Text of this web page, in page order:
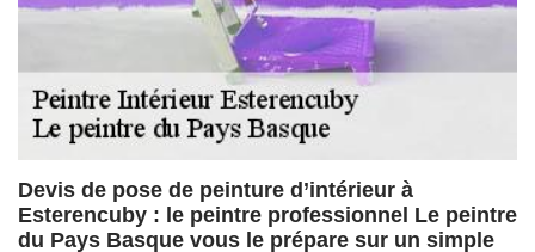
Devis de pose de peinture d’intérieur à
Esterencuby : le peintre professionnel Le peintre
du Pays Basque vous le prépare sur un simple